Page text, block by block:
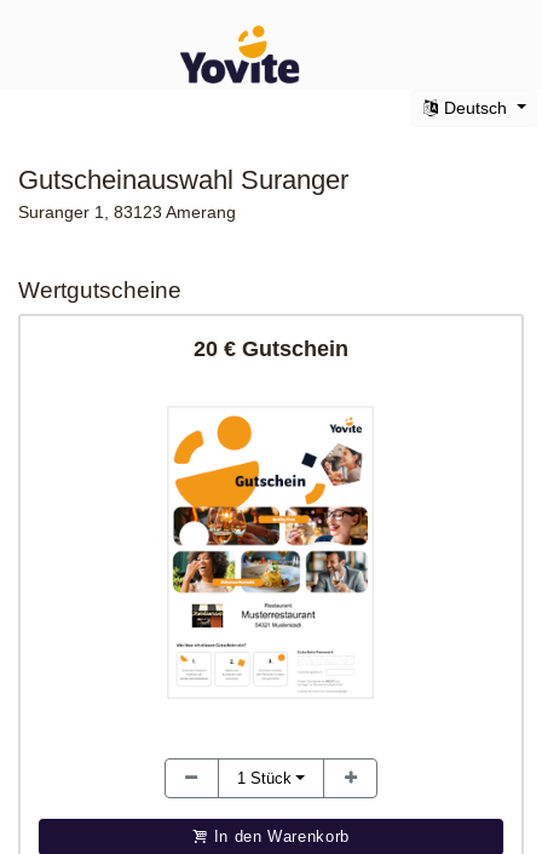
Deutsch
Gutscheinauswahl Suranger
Suranger 1, 83123 Amerang
Wertgutscheine
20 € Gutschein
1 Stück
In den Warenkorb